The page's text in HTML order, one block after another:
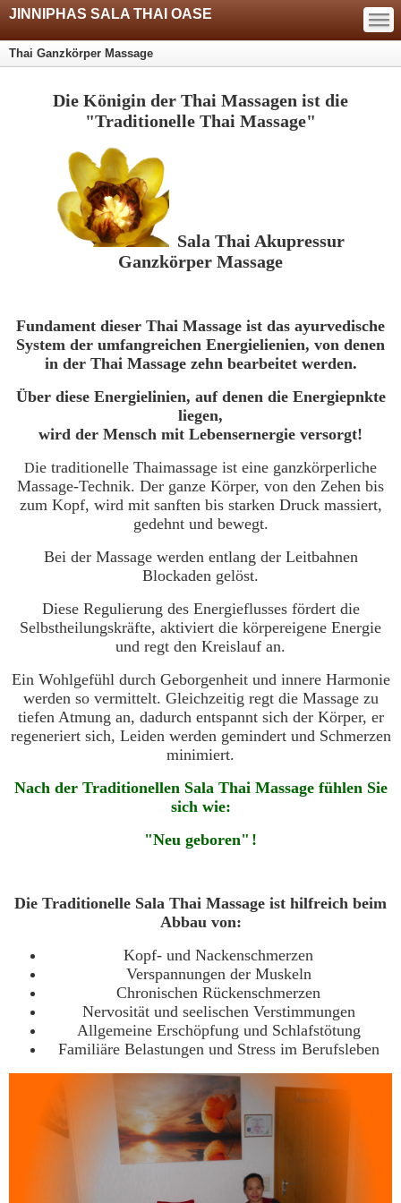
JINNIPHAS SALA THAI OASE —
—
—
Thai Ganzkörper Massage
Die Königin der Thai Massagen ist die
"Traditionelle Thai Massage"
Sala Thai Akupressur
Ganzkörper Massage
Fundament dieser Thai Massage ist das ayurvedische
System der umfangreichen Energielienien, von denen
in der Thai Massage zehn bearbeitet werden.
Über diese Energielinien, auf denen die Energiepnkte
liegen,
wird der Mensch mit Lebensernergie versorgt!
Die traditionelle Thaimassage ist eine ganzkörperliche
Massage-Technik. Der ganze Körper, von den Zehen bis
zum Kopf, wird mit sanften bis starken Druck massiert,
gedehnt und bewegt.
Bei der Massage werden entlang der Leitbahnen
Blockaden gelöst.
Diese Regulierung des Energieflusses fördert die
Selbstheilungskräfte, aktiviert die körpereigene Energie
und regt den Kreislauf an.
Ein Wohlgefühl durch Geborgenheit und innere Harmonie
werden so vermittelt. Gleichzeitig regt die Massage zu
tiefen Atmung an, dadurch entspannt sich der Körper, er
regeneriert sich, Leiden werden gemindert und Schmerzen
minimiert.
Nach der Traditionellen Sala Thai Massage fühlen Sie
sich wie:
"Neu geboren" !
Die Traditionelle Sala Thai Massage ist hilfreich beim
Abbau von:
Kopf- und Nackenschmerzen
Verspannungen der Muskeln
Chronischen Rückenschmerzen
Nervosität und seelischen Verstimmungen
Allgemeine Erschöpfung und Schlafstötung
Familiäre Belastungen und Stress im Berufsleben